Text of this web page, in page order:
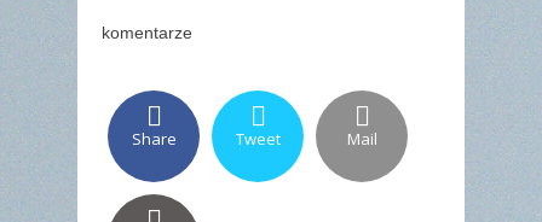
komentarze
Share Tweet Mail